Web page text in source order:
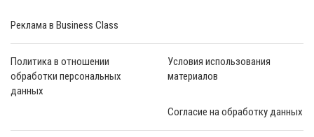
Реклама в Business Class
Политика в отношении
обработки персональных
данных
Условия использования
материалов
Согласие на обработку данных